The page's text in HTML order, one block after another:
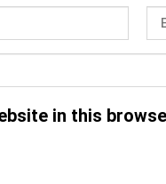
in this